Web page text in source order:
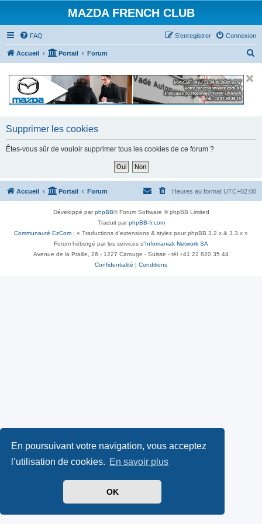
En poursuivant votre navigation, vous acceptez
l’utilisation de cookies. En savoir plus
OK
MAZDA FRENCH CLUB
FAQ Connexion
S’enregistrer
Accueil Portail Forum
Supprimer les cookies
Êtes-vous sûr de vouloir supprimer tous les cookies de ce forum ?
Accueil Portail Forum Heures au format UTC+02:00
Développé parphpBB® Forum Software © phpBB Limited
Traduit parphpBB-fr.com
Communauté EzCom : « Traductions d'extensions & styles pour phpBB 3.2.x & 3.3.x »
Forum hébergé par les services d’Infomaniak Network SA
Avenue de la Praille, 26 - 1227 Carouge - Suisse - tél +41 22 820 35 44
Confidentialité | Conditions